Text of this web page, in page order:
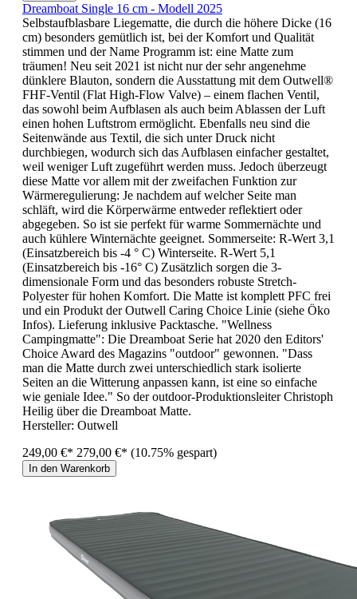
Dreamboat Single 16 cm - Modell 2025
Selbstaufblasbare Liegematte, die durch die höhere Dicke (16
cm) besonders gemütlich ist, bei der Komfort und Qualität
stimmen und der Name Programm ist: eine Matte zum
träumen! Neu seit 2021 ist nicht nur der sehr angenehme
dünklere Blauton, sondern die Ausstattung mit dem Outwell®
FHF-Ventil (Flat High-Flow Valve) – einem flachen Ventil,
das sowohl beim Aufblasen als auch beim Ablassen der Luft
einen hohen Luftstrom ermöglicht. Ebenfalls neu sind die
Seitenwände aus Textil, die sich unter Druck nicht
durchbiegen, wodurch sich das Aufblasen einfacher gestaltet,
weil weniger Luft zugeführt werden muss. Jedoch überzeugt
diese Matte vor allem mit der zweifachen Funktion zur
Wärmeregulierung: Je nachdem auf welcher Seite man
schläft, wird die Körperwärme entweder reflektiert oder
abgegeben. So ist sie perfekt für warme Sommernächte und
auch kühlere Winternächte geeignet. Sommerseite: R-Wert 3,1
(Einsatzbereich bis -4 ° C) Winterseite. R-Wert 5,1
(Einsatzbereich bis -16° C) Zusätzlich sorgen die 3-
dimensionale Form und das besonders robuste Stretch-
Polyester für hohen Komfort. Die Matte ist komplett PFC frei
und ein Produkt der Outwell Caring Choice Linie (siehe Öko
Infos). Lieferung inklusive Packtasche. "Wellness
Campingmatte": Die Dreamboat Serie hat 2020 den Editors'
Choice Award des Magazins "outdoor" gewonnen. "Dass
man die Matte durch zwei unterschiedlich stark isolierte
Seiten an die Witterung anpassen kann, ist eine so einfache
wie geniale Idee." So der outdoor-Produktionsleiter Christoph
Heilig über die Dreamboat Matte.
Hersteller: Outwell
249,00 €* 279,00 €* (10.75% gespart)
In den Warenkorb